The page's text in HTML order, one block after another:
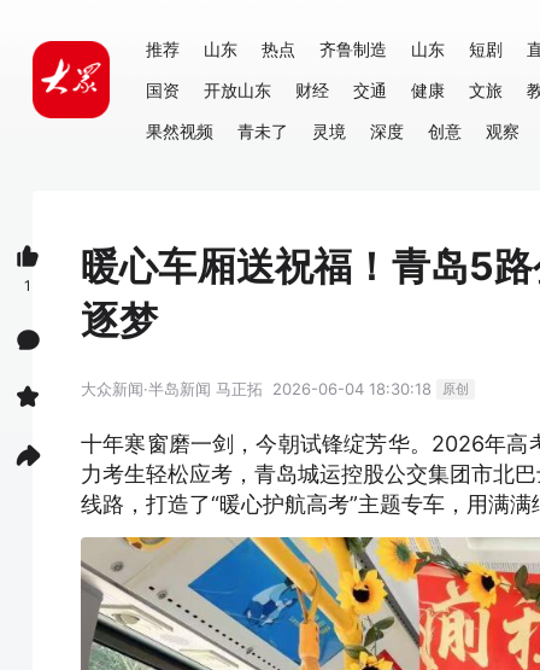
推荐 山东 热点 齐鲁制造 山东 短剧
国资
开放山东 财经 交通 健康 文旅
果然视频
青未了 灵境 深度 创意 观察
暖心车厢送祝福！青岛5
逐梦
大众新闻·半岛新闻 马正拓 2026-06-04 18:30:18 原创
十年寒窗磨一剑，今朝试锋绽芳华。2026年
力考生轻松应考，青岛城运控股公交集团市北
线路，打造了“暖心护航高考”主题专车，用满
1